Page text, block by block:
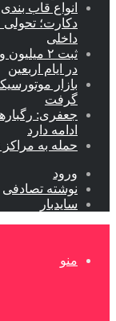
انواع قاب
دکارت؛
داخلی
در ایام اربعین
بازار
گرفت
جعفری:
ادامه دارد
حمله به
ورود
نوشته تصادفی
سایدبار
منو